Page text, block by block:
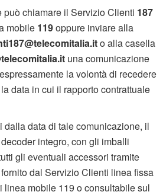
chiamare il Servizio Clienti 187
mobile 119oppure inviare alla
o alla casella
una comunicazione
la volontà di recedere
data in cui il rapporto contrattuale
dalla data di tale comunicazione, il
integro, con gli imballi
gli eventuali accessori tramite
dal Servizio Clienti linea fissa
linea mobile 119 o consultabile sul